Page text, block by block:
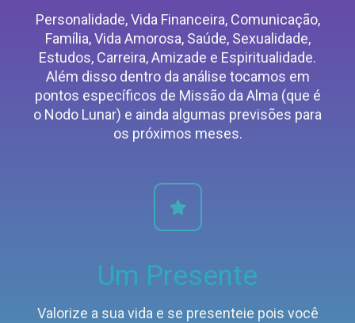
Personalidade, Vida Financeira, Comunicação,
Família, Vida Amorosa, Saúde, Sexualidade,
Estudos, Carreira, Amizade e Espiritualidade.
Além disso dentro da análise tocamos em
pontos específicos de Missão da Alma (que é
o Nodo Lunar) e ainda algumas previsões para
os próximos meses.
Um Presente
Valorize a sua vida e se presenteie pois você